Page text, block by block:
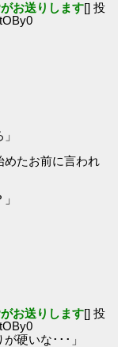
お送りします[] 投
めたお前に言われ
お送りします[] 投
硬いな･･･」